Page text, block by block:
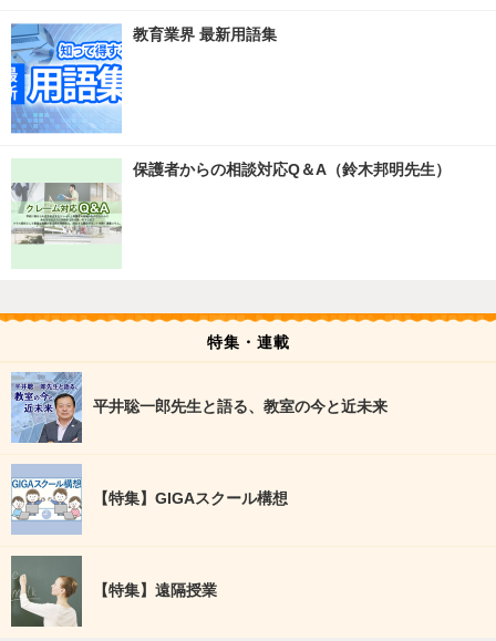
教育業界 最新用語集
保護者からの相談対応Q＆A（鈴木邦明先生）
特集・連載
平井聡一郎先生と語る、教室の今と近未来
【特集】GIGAスクール構想
【特集】遠隔授業